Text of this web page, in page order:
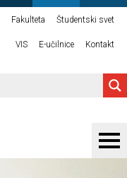
Fakulteta Študentski svet
VIS E-učilnice Kontakt